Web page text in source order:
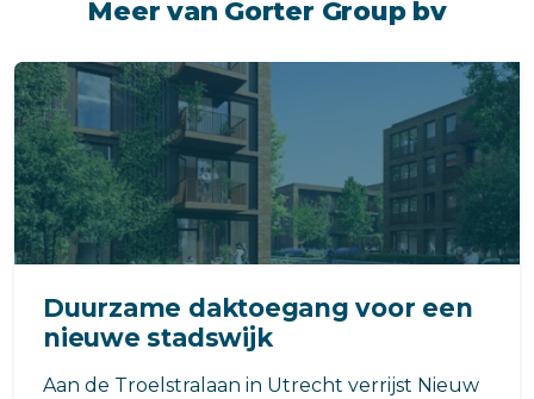
Meer van Gorter Group bv
Duurzame daktoegang voor een
nieuwe stadswijk
Aan de Troelstralaan in Utrecht verrijst Nieuw